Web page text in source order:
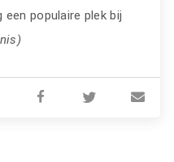
populaire plek bij